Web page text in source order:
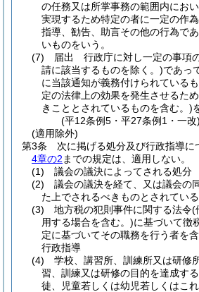
の任務又は所掌事務の範囲内にお
実現するため特定の者に一定の作
指導、勧告、助言その他の行為で
いものをいう。
(7)
届出 行政庁に対し一定の事項
請に該当するものを除く。)であっ
に当該通知が義務付けられている
定の法律上の効果を発生させるた
きこととされているものを含む。)
(平12条例5・平27条例1・一改)
(適用除外)
第3条
次に掲げる処分及び行政指導に
4章の2 までの規定は、適用しない。
(1)
議会の議決によってされる処分
(2)
議会の議決を経て、又は議会の
た上でされるべきものとされてい
(3)
地方税の犯則事件に関する法令(
用する場合を含む。)に基づいて徴
定に基づいてその職務を行う者を
行政指導
(4)
学校、講習所、訓練所又は研修
習、訓練又は研修の目的を達成す
徒、児童若しくは幼児若しくはこ